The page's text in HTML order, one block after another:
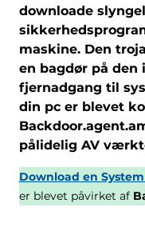
downloade
maskine. Den
en bagdør på den
fjernadgang til
din pc er blevet
pålidelig AV
Download en
er blevet påvirket af